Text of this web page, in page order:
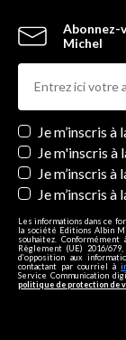
Abonnez-
Michel
Newsletters
Je m’inscris
Je m'inscris
Je m’inscris
Je m’inscris
Les informations dans ce
la société Editions Albin
souhaitez.
Règlement (UE) 2016/
d’opposition aux
contactant par courriel à
Service Communication
politique de protection de